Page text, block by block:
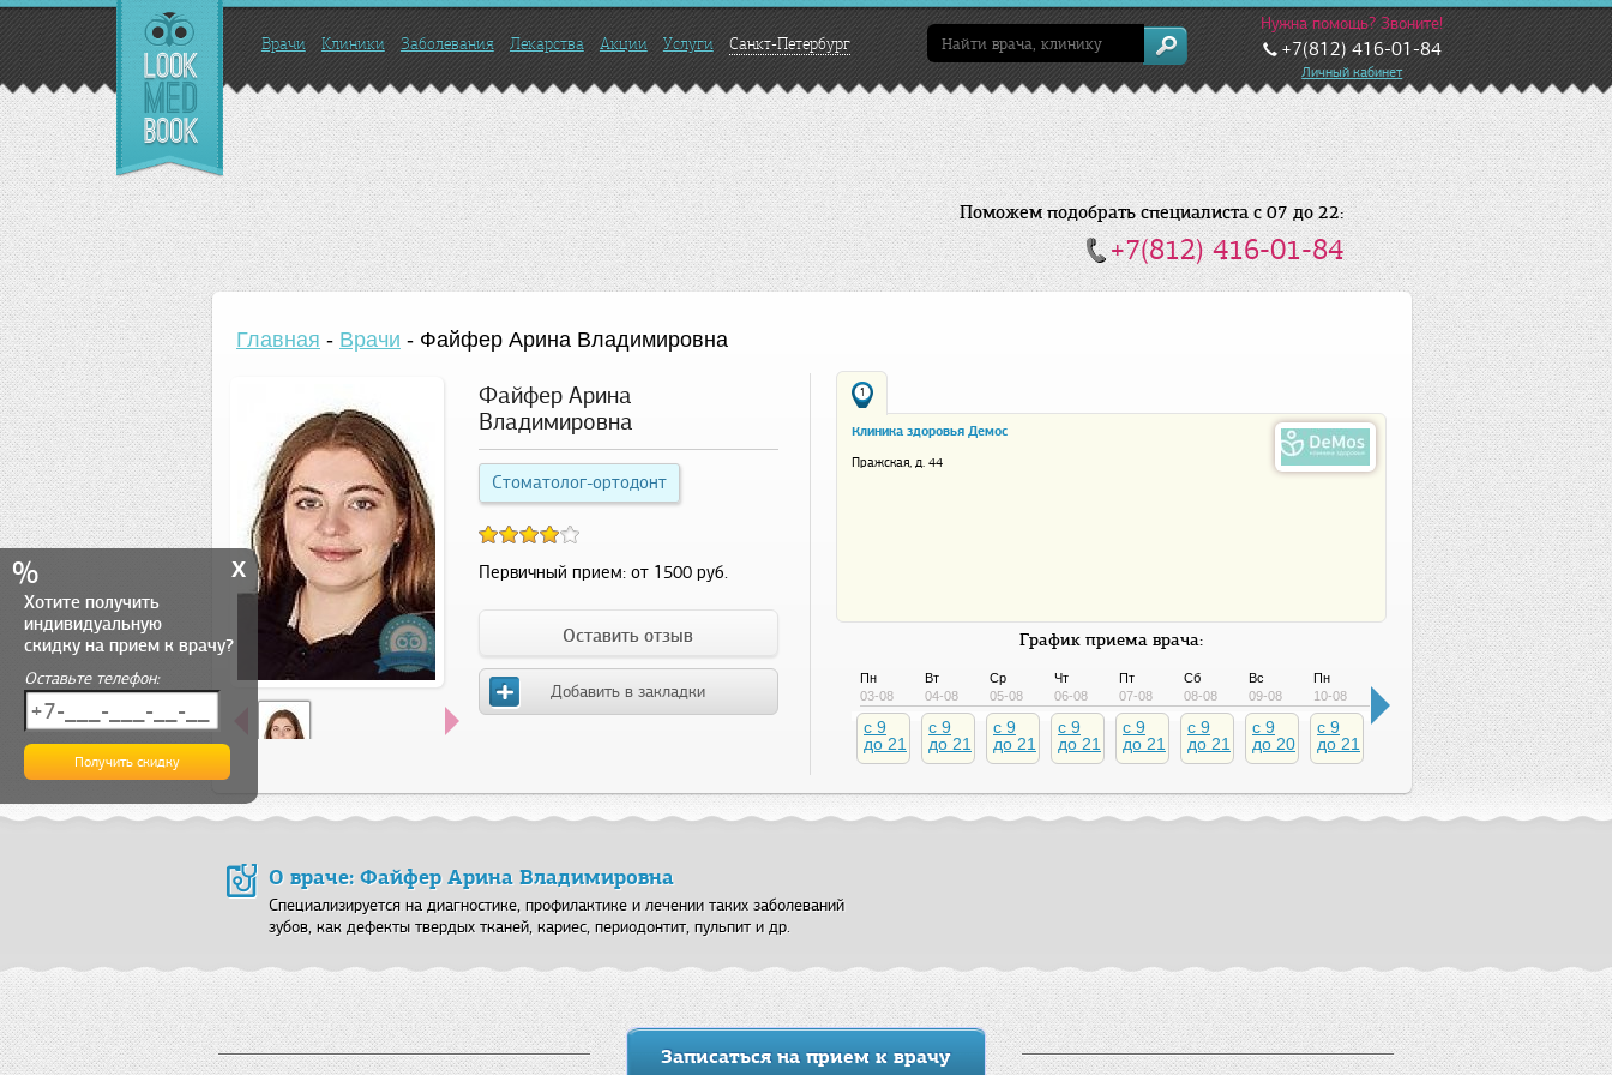
Врачи Клиники Заболевания Лекарства Акции Услуги Санкт-Петербург
Нужна помощь? Звоните!
+7(812) 416-01-84
Личный кабинет
Поможем подобрать специалиста с 07 до 22:
+7(812) 416-01-84
Главная - Врачи - Файфер Арина Владимировна
Файфер Арина
Владимировна
Стоматолог-ортодонт
Первичный прием: от 1500 руб.
Оставить отзыв
Добавить в закладки
1
Клиника здоровья Демос
Пражская, д. 44
График приема врача:
Пн
03-08
c 9
до 21
Вт
04-08
c 9
до 21
Ср
05-08
c 9
до 21
Чт
06-08
c 9
до 21
Пт
07-08
c 9
до 21
Сб
08-08
c 9
до 21
Вс
09-08
c 9
до 20
Пн
10-08
c 9
до 21
11-08
до 21
Ср
12-08
c 9
до 21
Чт
13-08
c 9
до 21
Пт
14-08
c 9
до
О враче: Файфер Арина Владимировна
Специализируется на диагностике, профилактике и лечении таких заболеваний
зубов, как дефекты твердых тканей, кариес, периодонтит, пульпит и др.
Записаться на прием к врачу
% x
Хотите получить
индивидуальную
скидку на прием к врачу?
Оставьте телефон: